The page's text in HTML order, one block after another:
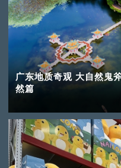
广东地质奇观 大自然鬼
然篇